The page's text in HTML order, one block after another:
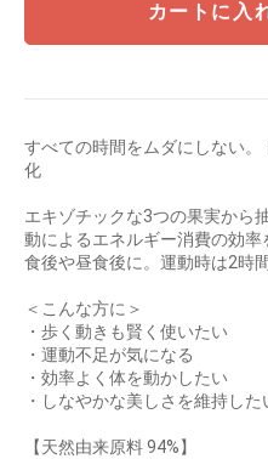
カートに入
すべての時間をムダにしない
化
エキゾチックな3つの果実から
動によるエネルギー消費の効
食後や昼食後に。運動時は2時
＜こんな方に＞
・歩く動きも賢く使いたい
・運動不足が気になる
・効率よく体を動かしたい
・しなやかな美しさを維持した
【天然由来原料 94%】